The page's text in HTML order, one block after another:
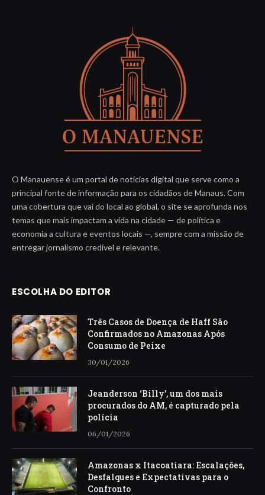
O Manauense é um portal de notícias digital que serve como a
principal fonte de informação para os cidadãos de Manaus. Com
uma cobertura que vai do local ao global, o site se aprofunda nos
temas que mais impactam a vida na cidade — de política e
economia a cultura e eventos locais —, sempre com a missão de
entregar jornalismo credível e relevante.
ESCOLHA DO EDITOR
Três Casos de Doença de Haff São
Confirmados no Amazonas Após
Consumo de Peixe
30/01/2026
Jeanderson ‘Billy’, um dos mais
procurados do AM, é capturado pela
polícia
06/01/2026
Amazonas x Itacoatiara: Escalações,
Desfalques e Expectativas para o
Confronto